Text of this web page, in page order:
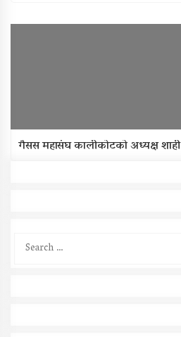
गैसस महासंघ कालीकोटको अध्यक्ष शाही
Search